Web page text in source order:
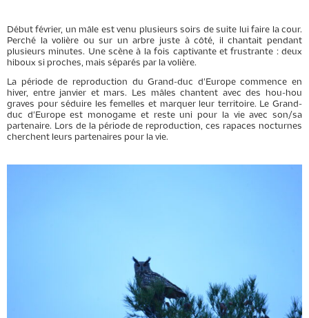
Début février, un mâle est venu plusieurs soirs de suite lui faire la cour.
Perché la volière ou sur un arbre juste à côté, il chantait pendant
plusieurs minutes. Une scène à la fois captivante et frustrante : deux
hiboux si proches, mais séparés par la volière.
La période de reproduction du Grand-duc d'Europe commence en
hiver, entre janvier et mars. Les mâles chantent avec des hou-hou
graves pour séduire les femelles et marquer leur territoire. Le Grand-
duc d'Europe est monogame et reste uni pour la vie avec son/sa
partenaire. Lors de la période de reproduction, ces rapaces nocturnes
cherchent leurs partenaires pour la vie.